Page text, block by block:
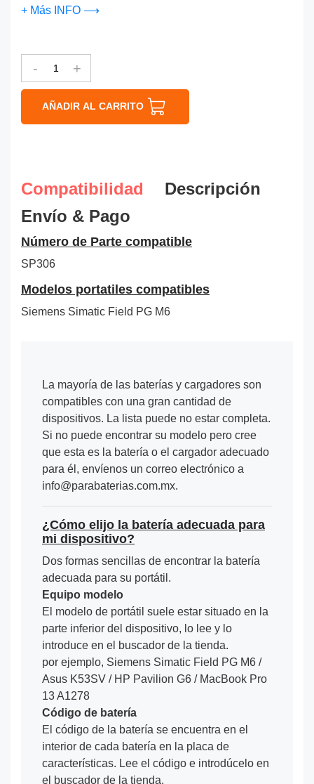
+ Más INFO ⟶
- +
AÑADIR AL CARRITO
Compatibilidad
Descripción
Envío & Pago
Número de Parte compatible
SP306
Modelos portatiles compatibles
Siemens Simatic Field PG M6
La mayoría de las baterías y cargadores son
compatibles con una gran cantidad de
dispositivos. La lista puede no estar completa.
Si no puede encontrar su modelo pero cree
que esta es la batería o el cargador adecuado
para él, envíenos un correo electrónico a
info@parabaterias.com.mx.
¿Cómo elijo la batería adecuada para
mi dispositivo?
Dos formas sencillas de encontrar la batería
adecuada para su portátil.
Equipo modelo
El modelo de portátil suele estar situado en la
parte inferior del dispositivo, lo lee y lo
introduce en el buscador de la tienda.
por ejemplo, Siemens Simatic Field PG M6 /
Asus K53SV / HP Pavilion G6 / MacBook Pro
13 A1278
Código de batería
El código de la batería se encuentra en el
interior de cada batería en la placa de
características. Lee el código e introdúcelo en
el buscador de la tienda.